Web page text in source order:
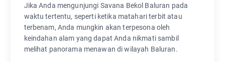
Jika Anda mengunjungi Savana Bekol Baluran pada
waktu tertentu, seperti ketika matahari terbit atau
terbenam, Anda mungkin akan terpesona oleh
keindahan alam yang dapat Anda nikmati sambil
melihat panorama menawan di wilayah Baluran.